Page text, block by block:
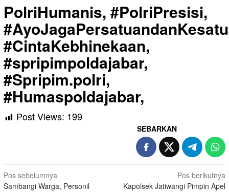
PolriHumanis, #PolriPresisi,
#CintaKebhinekaan,
#spripimpoldajabar,
#Spripim.polri,
#Humaspoldajabar,
Post Views: 199
SEBARKAN
Navigasi
Pos sebelumnya
Sambangi Warga, Personil
Pos berikutnya
Kapolsek Jatiwangi Pimpin Apel